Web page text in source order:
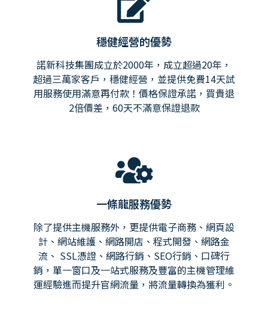
穩健經營的優勢
諾新科技集團成立於2000年，成立超過20年，
超過三萬家客戶，穩健經營，並提供免費14天試
用服務使用滿意再付款！價格保證承諾，買貴退
2倍價差，60天不滿意保證退款
一條龍服務優勢
除了提供主機服務外，更提供電子商務、網頁設
計、網站維護、網路開店、程式開發、網路金
流、 SSL憑證、網路行銷、SEO行銷、口碑行
銷，單一窗口及一站式服務及豐富的主機管理維
運經驗進而提升官網流量，將流量轉換為獲利。